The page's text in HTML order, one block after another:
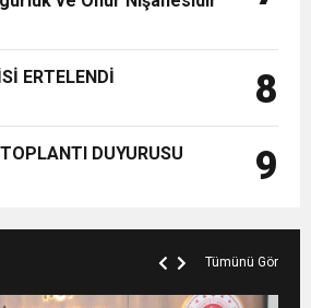
ERTELENDİ 8
DUYURUSU 9
Tümünü Gör